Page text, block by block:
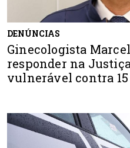
DENÚNCIAS
Ginecologista
responder na
vulnerável contra